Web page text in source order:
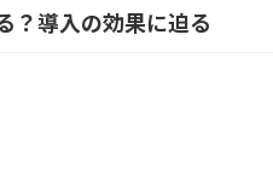
？導入の効果に迫る